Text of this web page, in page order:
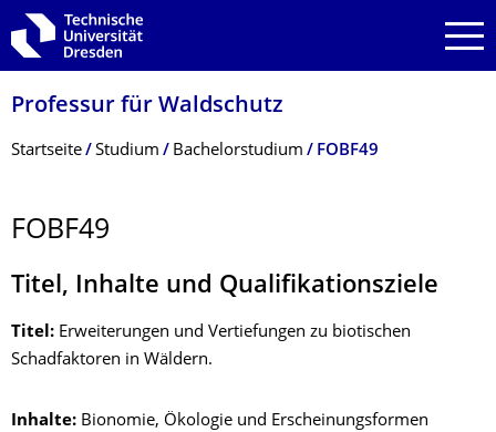
Zur Hauptnavigation springen
Zur Suche springen
Zum Inhalt springen
Professur für Waldschutz
Breadcrumb-Menü
Startseite Studium Bachelorstudium FOBF49
FOBF49
Titel, Inhalte und Qualifikationsziele
Titel: Erweiterungen und Vertiefungen zu biotischen
Schadfaktoren in Wäldern.
Inhalte: Bionomie, Ökologie und Erscheinungsformen